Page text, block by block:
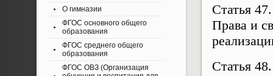
Статья
Права и
Статья
О гимназии
ФГОС основного общего
образования
ФГОС среднего общего
образования
ФГОС ОВЗ (Организация